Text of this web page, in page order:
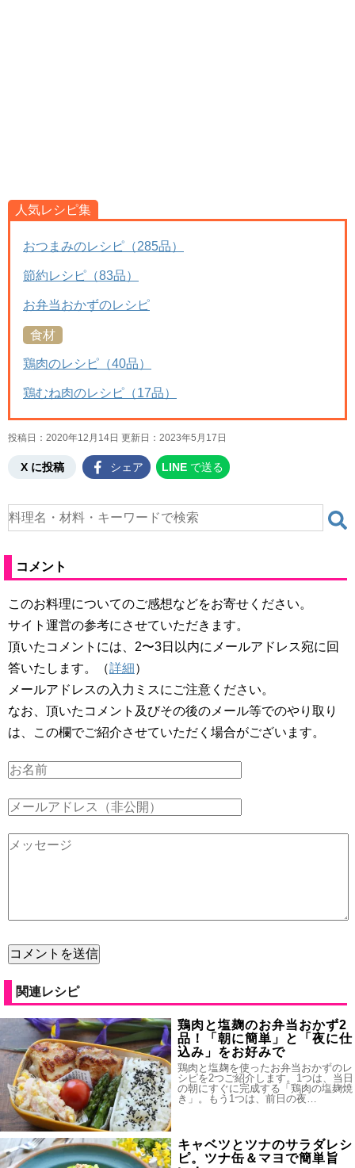
人気レシピ集
おつまみのレシピ（285品）
節約レシピ（83品）
お弁当おかずのレシピ
食材
鶏肉のレシピ（40品）
鶏むね肉のレシピ（17品）
投稿日：2020年12月14日 更新日： 2023年5月17日
X に投稿 シェア LINE で送る
コメント
このお料理についてのご感想などをお寄せください。
サイト運営の参考にさせていただきます。
頂いたコメントには、2〜3日以内にメールアドレス宛に回
答いたします。（詳細）
メールアドレスの入力ミスにご注意ください。
なお、頂いたコメント及びその後のメール等でのやり取り
は、この欄でご紹介させていただく場合がございます。
関連レシピ
鶏肉と塩麹のお弁当おかず2
品！「朝に簡単」と「夜に仕
込み」をお好みで
鶏肉と塩麹を使ったお弁当おかずのレ
シピを2つご紹介します。1つは、当日
の朝にすぐに完成する「鶏肉の塩麹焼
き」。もう1つは、前日の夜…
キャベツとツナのサラダレシ
ピ。ツナ缶＆マヨで簡単旨